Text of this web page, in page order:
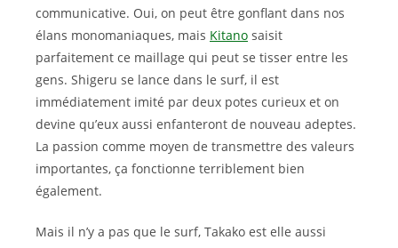
communicative. Oui, on peut être gonflant dans nos
élans monomaniaques, mais Kitano saisit
parfaitement ce maillage qui peut se tisser entre les
gens. Shigeru se lance dans le surf, il est
immédiatement imité par deux potes curieux et on
devine qu’eux aussi enfanteront de nouveau adeptes.
La passion comme moyen de transmettre des valeurs
importantes, ça fonctionne terriblement bien
également.
Mais il n’y a pas que le surf, Takako est elle aussi